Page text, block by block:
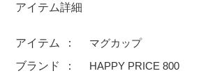
置物
アイテム詳細
アイテム
マグカップ
ブランド
HAPPY PRICE 800